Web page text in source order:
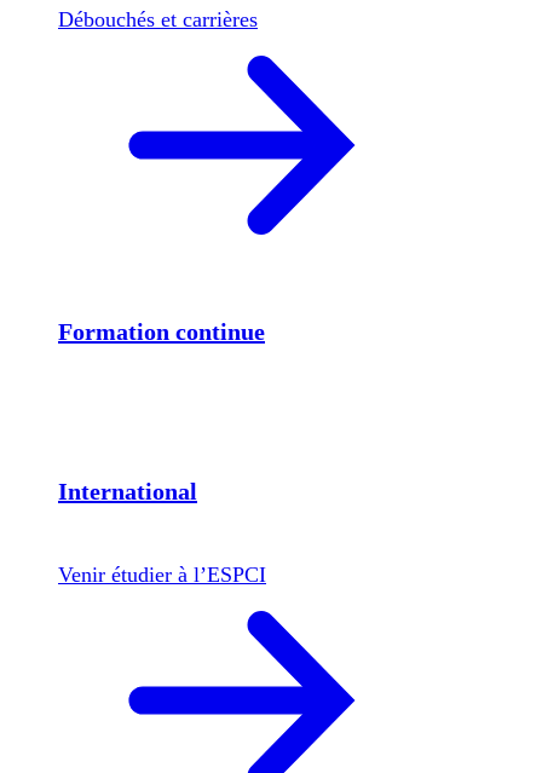
Débouchés et carrières
Formation continue
International
Venir étudier à l’ESPCI